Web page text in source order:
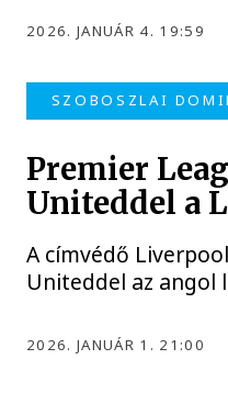
2026. JANUÁR 4. 19:59
SZOBOSZLAI
Premier
Uniteddel a
A címvédő
Uniteddel az
2026. JANUÁR 1. 21:00